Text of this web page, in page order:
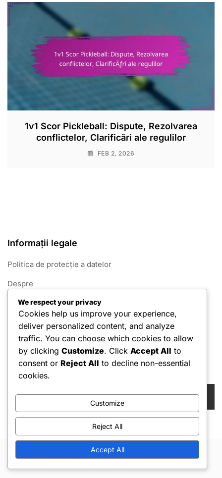
1v1 Scor Pickleball: Dispute, Rezolvarea
conflictelor, Clarificări ale regulilor
FEB 2, 2026
Informații legale
Politica de protecție a datelor
Despre
Termeni și condiții
Contactează-ne
Politica privind cookie-urile
Căutare
Copyright © 2026 Hello Shoppable. Powered byWordPress
We respect your privacy
Cookies help us improve your experience,
deliver personalized content, and analyze
traffic. You can choose which cookies to allow
by clicking Customize. Click Accept All to
consent or Reject All to decline non-essential
cookies.
Customize
Reject All
Accept All